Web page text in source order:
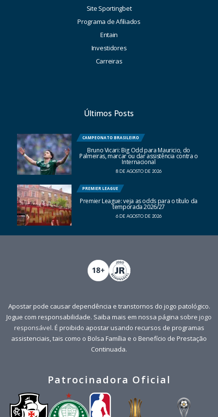
Site Sportingbet
Programa de Afiliados
Entain
Investidores
Carreiras
Últimos Posts
CAMPEONATO BRASILEIRO
Bruno Vicari: Big Odd para Mauricio, do
Palmeiras, marcar ou dar assistência contra o
Internacional
8 DE AGOSTO DE 2026
PREMIER LEAGUE
Premier League: veja as odds para o título da
temporada 2026/27
6 DE AGOSTO DE 2026
Apostar pode causar dependência e transtornos do jogo patológico.
Jogue com responsabilidade. Saiba mais em nossa página sobre jogo
responsável. É proibido apostar usando recursos de programas
assistenciais, tais como o Bolsa Família e o Benefício de Prestação
Continuada.
Patrocinadora Oficial